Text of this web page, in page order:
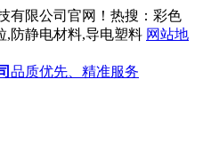
有限公司官网！热搜：彩色
,防静电材料,导电塑料 网站地
品质优先、精准服务